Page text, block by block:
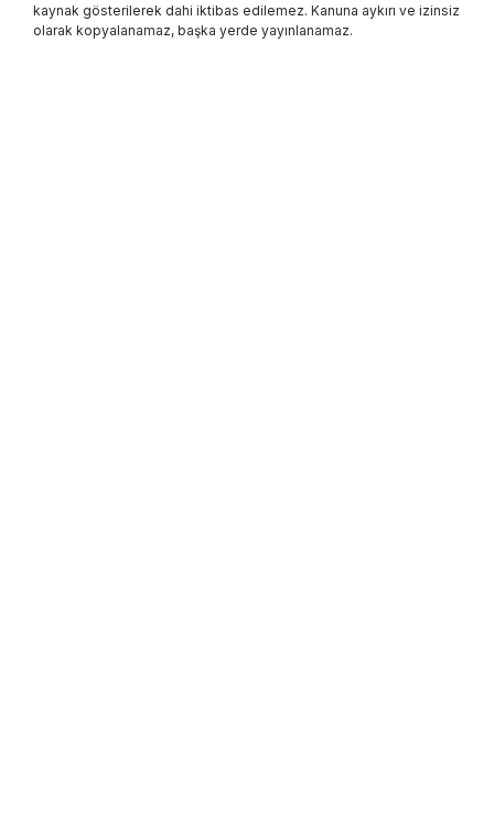
kaynak gösterilerek dahi iktibas edilemez. Kanuna aykırı ve izinsiz
olarak kopyalanamaz, başka yerde yayınlanamaz.